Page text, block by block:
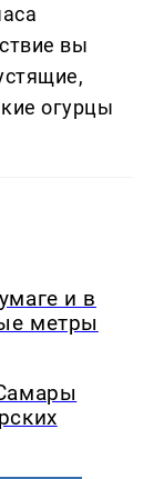
вы
огурцы
и в
метры